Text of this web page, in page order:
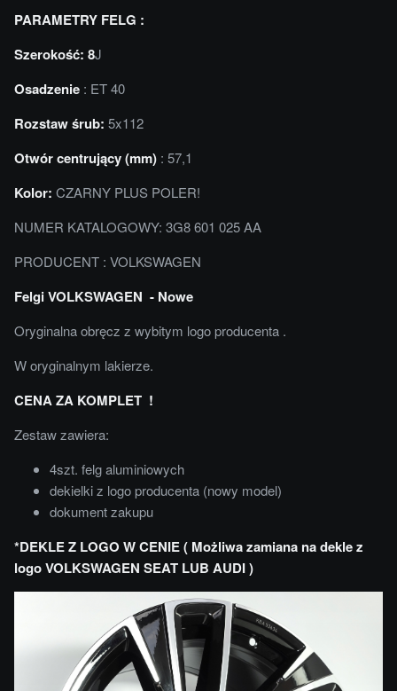
PARAMETRY FELG :
Szerokość: 8J
Osadzenie : ET 40
Rozstaw śrub: 5x112
Otwór centrujący (mm) : 57,1
Kolor: CZARNY PLUS POLER!
NUMER KATALOGOWY: 3G8 601 025 AA
PRODUCENT : VOLKSWAGEN
Felgi VOLKSWAGEN - Nowe
Oryginalna obręcz z wybitym logo producenta .
W oryginalnym lakierze.
CENA ZA KOMPLET !
Zestaw zawiera:
4szt. felg aluminiowych
dekielki z logo producenta (nowy model)
dokument zakupu
*DEKLE Z LOGO W CENIE ( Możliwa zamiana na dekle z
logo VOLKSWAGEN SEAT LUB AUDI )